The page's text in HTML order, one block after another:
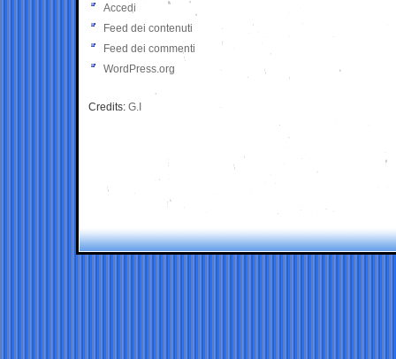
Accedi
Feed dei contenuti
Feed dei commenti
WordPress.org
Credits: G.I